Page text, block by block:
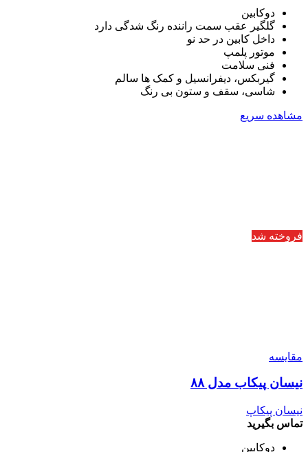
دوکابین
گلگیر عقب سمت راننده رنگ شدگی دارد
داخل کابین در حد نو
موتور پلمپ
فنی سلامت
گیربکس، دیفرانسیل و کمک ها سالم
شاسی، سقف و ستون بی رنگ
مشاهده سریع
فروخته شد
مقایسه
نیسان پیکاب مدل ۸۸
نیسان پیکاپ
تماس بگیرید
دوکابین